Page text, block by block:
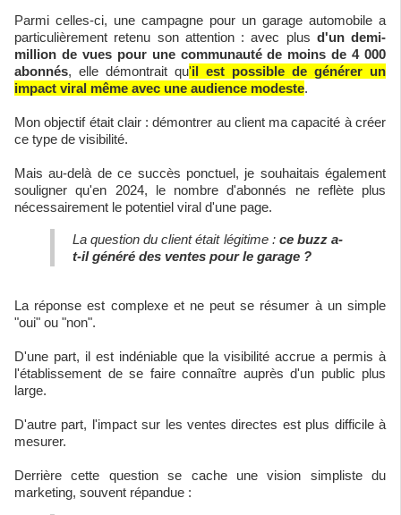
Parmi celles-ci, une campagne pour un garage automobile a
particulièrement retenu son attention : avec plus d'un demi-
million de vues pour une communauté de moins de 4 000
abonnés, elle démontrait qu'il est possible de générer un
impact viral même avec une audience modeste.
Mon objectif était clair : démontrer au client ma capacité à créer
ce type de visibilité.
Mais au-delà de ce succès ponctuel, je souhaitais également
souligner qu'en 2024, le nombre d'abonnés ne reflète plus
nécessairement le potentiel viral d'une page.
La question du client était légitime : ce buzz a-
t-il généré des ventes pour le garage ?
La réponse est complexe et ne peut se résumer à un simple
"oui" ou "non".
D'une part, il est indéniable que la visibilité accrue a permis à
l'établissement de se faire connaître auprès d'un public plus
large.
D'autre part, l'impact sur les ventes directes est plus difficile à
mesurer.
Derrière cette question se cache une vision simpliste du
marketing, souvent répandue :